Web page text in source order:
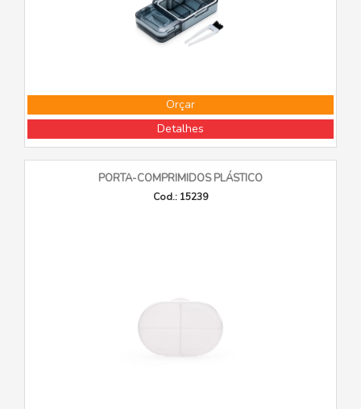
Orçar
Detalhes
PORTA-COMPRIMIDOS PLÁSTICO
Cod.: 15239